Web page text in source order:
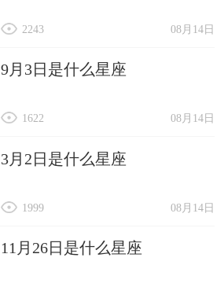
08月14日
2243
9月3日是什么星座
08月14日
1622
3月2日是什么星座
08月14日
1999
11月26日是什么星座